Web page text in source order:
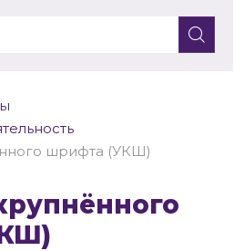
шрифта (УКШ)